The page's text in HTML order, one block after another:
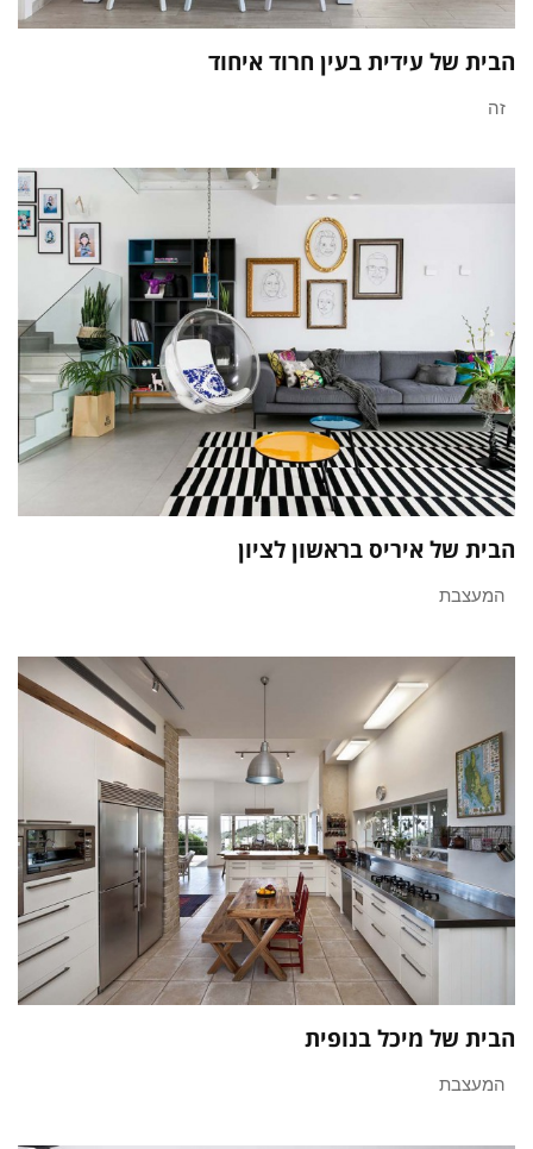
הבית של עידית בעין חרוד איחוד
זה
הבית של איריס בראשון לציון
המעצבת
הבית של מיכל בנופית
המעצבת